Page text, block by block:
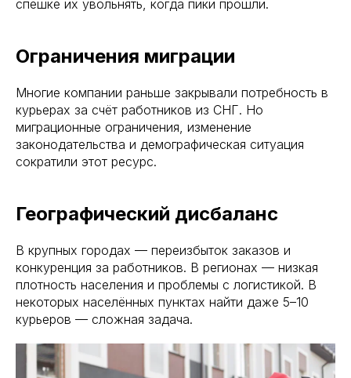
спешке их увольнять, когда пики прошли.
Ограничения миграции
Многие компании раньше закрывали потребность в
курьерах за счёт работников из СНГ. Но
миграционные ограничения, изменение
законодательства и демографическая ситуация
сократили этот ресурс.
Географический дисбаланс
В крупных городах — переизбыток заказов и
конкуренция за работников. В регионах — низкая
плотность населения и проблемы с логистикой. В
некоторых населённых пунктах найти даже 5–10
курьеров — сложная задача.